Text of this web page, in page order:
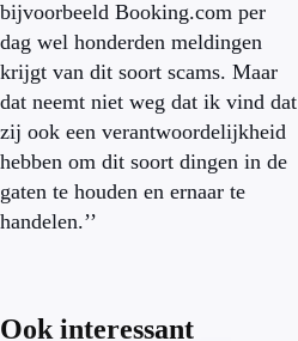
bijvoorbeeld Booking.com per
dag wel honderden meldingen
krijgt van dit soort scams. Maar
dat neemt niet weg dat ik vind dat
zij ook een verantwoordelijkheid
hebben om dit soort dingen in de
gaten te houden en ernaar te
handelen.’’
Ook interessant